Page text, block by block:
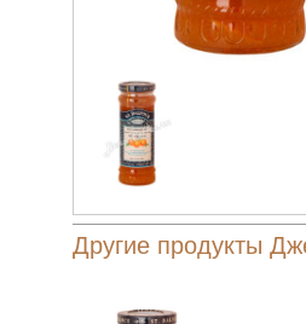
Другие продукты